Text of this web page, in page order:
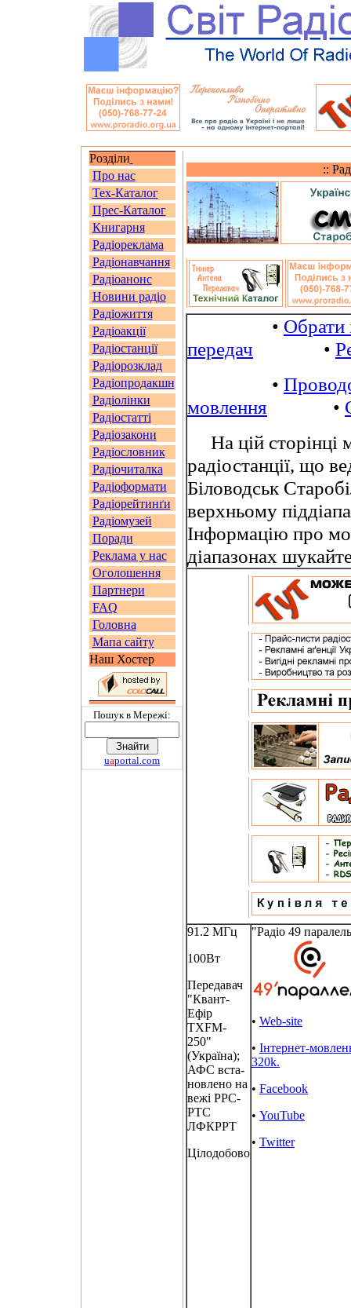
Розділи
Про нас
Тех-Каталог
Прес-Каталог
Книгарня
Радіореклама
Радіонавчання
Радіоанонс
Новини радіо
Радіожиття
Радіоакції
Радіостанції
Радіорозклад
Радіопродакшн
Радіолінки
Радіостатті
Радіозакони
Радіословник
Радіочиталка
Радіоформати
Радіорейтинґи
Радіомузей
Поради
Реклама у нас
Оголошення
Партнери
FAQ
Головна
Мапа сайту
Наш Хостер
Пошук в Мережi:
uaportal.com
::
• Обрати
передач •
•
мовлення •
На цій сторінці
радіостанції, що
Біловодськ
верхньому
Інформацію про
діапазонах
91.2 МГц
100Вт
Передавач
"Квант-
Ефір
TXFM-
250"
(Україна);
АФС вста-
новлено на
вежі РРС-
РТС
ЛФКРРТ
Цілодобово
"Радіо 49
• Web-site
• Інтернет-
320k.
• Facebook
• YouTube
• Twitter